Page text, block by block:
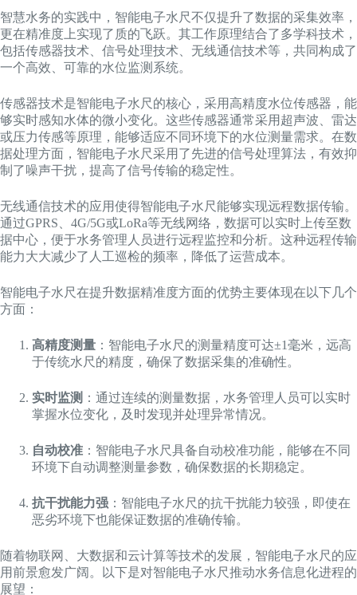
智慧水务的实践中，智能电子水尺不仅提升了数据的采集效率，
更在精准度上实现了质的飞跃。其工作原理结合了多学科技术，
包括传感器技术、信号处理技术、无线通信技术等，共同构成了
一个高效、可靠的水位监测系统。
传感器技术是智能电子水尺的核心，采用高精度水位传感器，能
够实时感知水体的微小变化。这些传感器通常采用超声波、雷达
或压力传感等原理，能够适应不同环境下的水位测量需求。在数
据处理方面，智能电子水尺采用了先进的信号处理算法，有效抑
制了噪声干扰，提高了信号传输的稳定性。
无线通信技术的应用使得智能电子水尺能够实现远程数据传输。
通过GPRS、4G/5G或LoRa等无线网络，数据可以实时上传至数
据中心，便于水务管理人员进行远程监控和分析。这种远程传输
能力大大减少了人工巡检的频率，降低了运营成本。
智能电子水尺在提升数据精准度方面的优势主要体现在以下几个
方面：
高精度测量 ：智能电子水尺的测量精度可达±1毫米，远高
于传统水尺的精度，确保了数据采集的准确性。
实时监测 ：通过连续的测量数据，水务管理人员可以实时
掌握水位变化，及时发现并处理异常情况。
自动校准 ：智能电子水尺具备自动校准功能，能够在不同
环境下自动调整测量参数，确保数据的长期稳定。
抗干扰能力强 ：智能电子水尺的抗干扰能力较强，即使在
恶劣环境下也能保证数据的准确传输。
随着物联网、大数据和云计算等技术的发展，智能电子水尺的应
用前景愈发广阔。以下是对智能电子水尺推动水务信息化进程的
展望：